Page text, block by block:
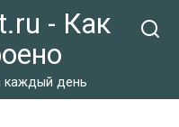
- Как
каждый день